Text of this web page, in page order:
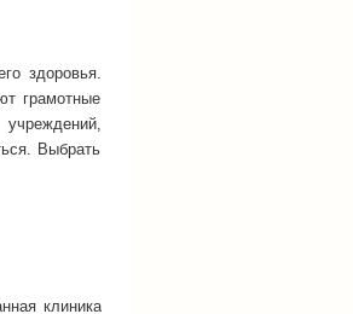
здоровья.
грамотные
Выбрать
клиника